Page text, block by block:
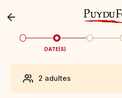
DATE(S)
2 adultes